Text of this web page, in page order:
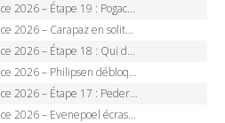
19 : Pogacar peut-il enfin dompter l’Alpe d’Huez ?
à Orcières-Merlette, Paret-Peintre à un point du maillot à pois
domptera Orcières-Merlette, première marche vers l’Alpe d’Huez ?
son compteur à Voiron, Pedersen en danger pour le maillot vert
17 : Pedersen peut-il verrouiller le maillot vert à Voiron ?
écrase le chrono d’Évian, Seixas 4e, Lipowitz abandonne